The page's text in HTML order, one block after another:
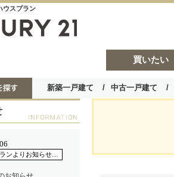
ウスプラン
買いたい
新築一戸建て 中古一戸建て